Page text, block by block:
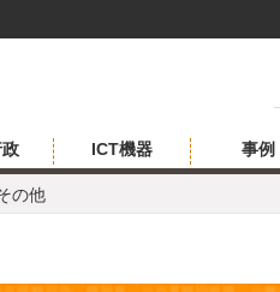
の他
ICT機器 事例